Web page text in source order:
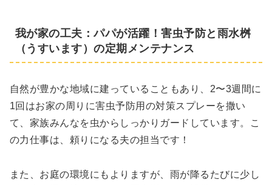
我が家の工夫：パパが活躍！害虫予防と雨水桝
（うすいます）の定期メンテナンス
自然が豊かな地域に建っていることもあり、2〜3週間に
1回はお家の周りに害虫予防用の対策スプレーを撒い
て、家族みんなを虫からしっかりガードしています。こ
の力仕事は、頼りになる夫の担当です！
また、お庭の環境にもよりますが、雨が降るたびに少し